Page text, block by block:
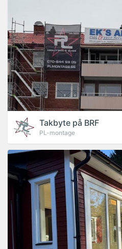
Takbyte på BRF
PL-montage